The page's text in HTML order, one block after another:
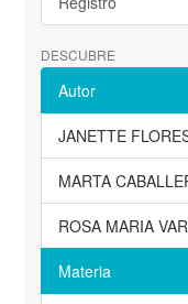
DESCUBRE
Autor
JANETTE
MARTA
ROSA MARIA
Materia